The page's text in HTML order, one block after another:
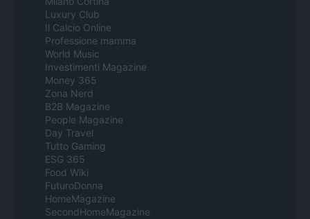
Luxury Club
Il Calcio Online
Professione mamma
World Music
Investimenti Magazine
Money 365
Zona Nerd
B2B Magazine
People Magazine
Day Travel
Tutto Gaming
ESG 365
Food Wiki
FuturoDonna
HomeMagazine
SecondHomeMagazine